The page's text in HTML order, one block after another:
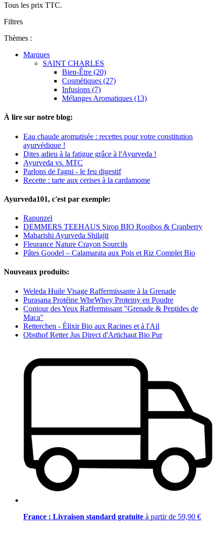
Tous les prix TTC.
Filtres
Thèmes :
Marques
SAINT CHARLES
Bien-Être (20)
Cosmétiques (27)
Infusions (7)
Mélanges Aromatiques (13)
À lire sur notre blog:
Eau chaude aromatisée : recettes pour votre constitution
ayurvédique !
Dites adieu à la fatigue grâce à l'Ayurveda !
Ayurveda vs. MTC
Parlons de l'agni - le feu digestif
Recette : tarte aux cerises à la cardamome
Ayurveda101, c'est par exemple:
Rapunzel
DEMMERS TEEHAUS Sirop BIO Rooibos & Cranberry
Maharishi Ayurveda Shilajit
Fleurance Nature Crayon Sourcils
Pâtes Goodel – Calamarata aux Pois et Riz Complet Bio
Nouveaux produits:
Weleda Huile Visage Raffermissante à la Grenade
Purasana Protéine WheWhey Proteiny en Poudre
Contour des Yeux Raffermissant "Grenade & Peptides de
Maca"
Retterchen - Élixir Bio aux Racines et à l'Ail
Obsthof Retter Jus Direct d'Artichaut Bio Pur
France : Livraison standard gratuite à partir de 59,90 €